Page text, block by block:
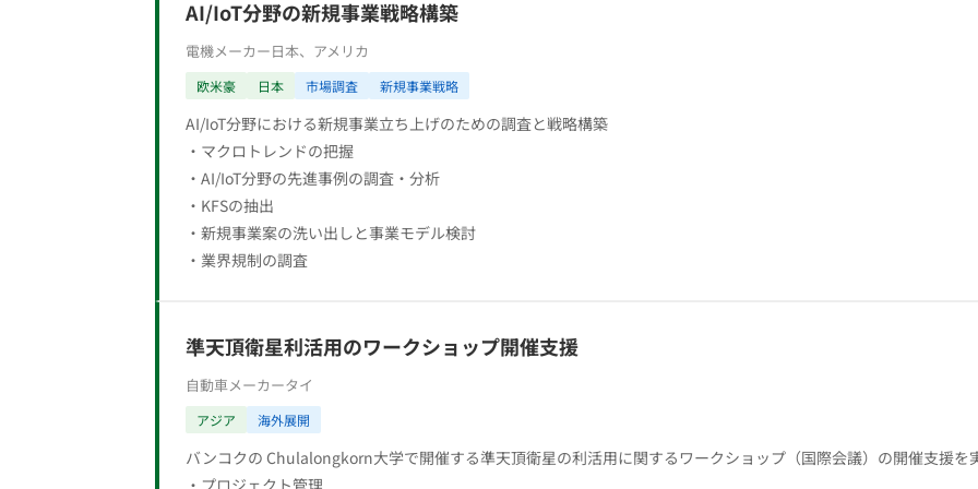
AI/IoT分野の新規事業戦略構築
電機メーカー日本、アメリカ
欧米豪 日本 市場調査 新規事業戦略
AI/IoT分野における新規事業立ち上げのための調査と戦略構築
・マクロトレンドの把握
・AI/IoT分野の先進事例の調査・分析
・KFSの抽出
・新規事業案の洗い出しと事業モデル検討
・業界規制の調査
準天頂衛星利活用のワークショップ開催支援
自動車メーカータイ
アジア 海外展開
バンコクの Chulalongkorn大学で開催する準天頂衛星の利活用に関するワークショップ（国際会議）の開催支援を
・プロジェクト管理